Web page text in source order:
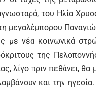
του Ηλία
μεγαλέμπορου
με νέα κοινωνικά
της
λίγο πριν πεθάνει,
και την